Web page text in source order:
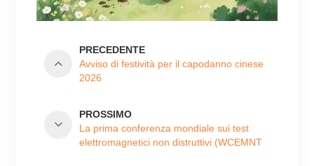
PRECEDENTE
Avviso di festività per il capodanno cinese
2026
PROSSIMO
La prima conferenza mondiale sui test
elettromagnetici non distruttivi (WCEMNT